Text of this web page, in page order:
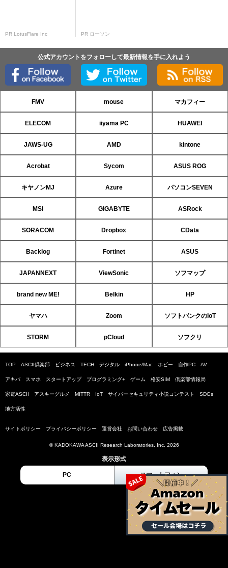
PR LotusFlare Inc PR ローソン
公式アカウントをフォローして最新情報を手に入れよう
FMV mouse マカフィー
ELECOM iiyama PC HUAWEI
JAWS-UG AMD kintone
Acrobat Sycom ASUS ROG
キヤノンMJ Azure パソコンSEVEN
MSI GIGABYTE ASRock
SORACOM Dropbox CData
Backlog Fortinet ASUS
JAPANNEXT ViewSonic ソフマップ
brand new ME! Belkin HP
ヤマハ Zoom ソフトバンクのIoT
STORM pCloud ソフクリ
TOP ASCII倶楽部 ビジネス TECH デジタル iPhone/Mac ホビー 自作PC AV
アキバ スマホ スタートアップ プログラミング+ ゲーム 格安SIM 倶楽部情報局
家電ASCII アスキーグルメ MITTR IoT サイバーセキュリティ小説コンテスト SDGs
地方活性
サイトポリシー プライバシーポリシー 運営会社 お問い合わせ 広告掲載
© KADOKAWA ASCII Research Laboratories, Inc. 2026
表示形式
PC スマートフォン